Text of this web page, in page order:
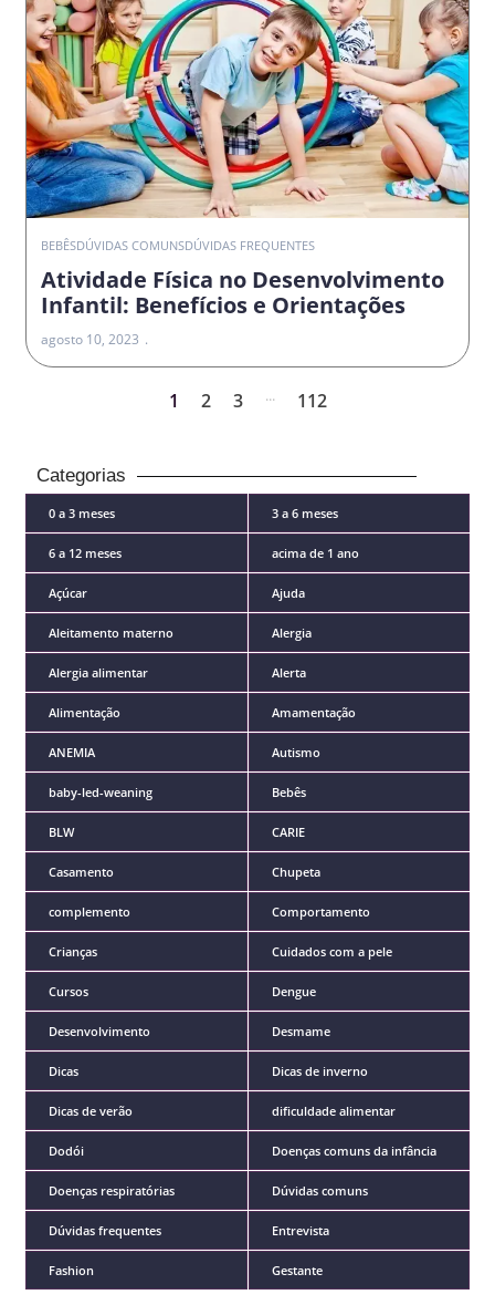
BEBÊSDÚVIDAS COMUNSDÚVIDAS FREQUENTES
Atividade Física no Desenvolvimento
Infantil: Benefícios e Orientações
agosto 10, 2023
1 2 3 ... 112
Categorias
0 a 3 meses 3 a 6 meses
6 a 12 meses acima de 1 ano
Açúcar Ajuda
Aleitamento materno Alergia
Alergia alimentar Alerta
Alimentação Amamentação
ANEMIA Autismo
baby-led-weaning Bebês
BLW CARIE
Casamento Chupeta
complemento Comportamento
Crianças Cuidados com a pele
Cursos Dengue
Desenvolvimento Desmame
Dicas Dicas de inverno
Dicas de verão dificuldade alimentar
Dodói Doenças comuns da infância
Doenças respiratórias Dúvidas comuns
Dúvidas frequentes Entrevista
Fashion Gestante